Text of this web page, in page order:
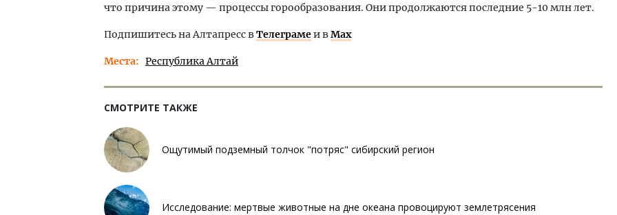
что причина этому — процессы горообразования. Они продолжаются последние 5-10 млн лет.
Подпишитесь на Алтапресс вТелеграмеи вMax
Места Республика Алтай
СМОТРИТЕ ТАКЖЕ
Ощутимый подземный толчок "потряс" сибирский регион
Исследование: мертвые животные на дне океана провоцируют землетрясения